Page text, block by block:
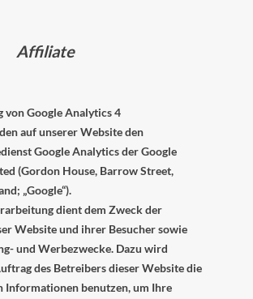
Affiliate
von Google Analytics 4
auf unserer Website den
Google Analytics der Google
(Gordon House, Barrow Street,
„Google“).
dient dem Zweck der
Website und ihrer Besucher sowie
und Werbezwecke. Dazu wird
des Betreibers dieser Website die
Informationen benutzen, um Ihre